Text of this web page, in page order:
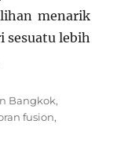
menarik
sesuatu lebih
Bangkok,
fusion,